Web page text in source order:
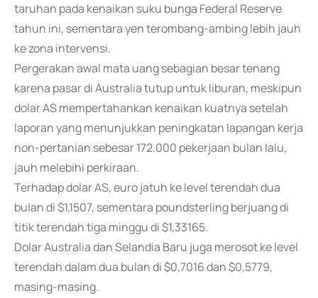
taruhan pada kenaikan suku bunga Federal Reserve
tahun ini, sementara yen terombang-ambing lebih jauh
ke zona intervensi.
Pergerakan awal mata uang sebagian besar tenang
karena pasar di Australia tutup untuk liburan, meskipun
dolar AS mempertahankan kenaikan kuatnya setelah
laporan yang menunjukkan peningkatan lapangan kerja
non-pertanian sebesar 172.000 pekerjaan bulan lalu,
jauh melebihi perkiraan.
Terhadap dolar AS, euro jatuh ke level terendah dua
bulan di $1,1507, sementara poundsterling berjuang di
titik terendah tiga minggu di $1,33165.
Dolar Australia dan Selandia Baru juga merosot ke level
terendah dalam dua bulan di $0,7016 dan $0,5779,
masing-masing.